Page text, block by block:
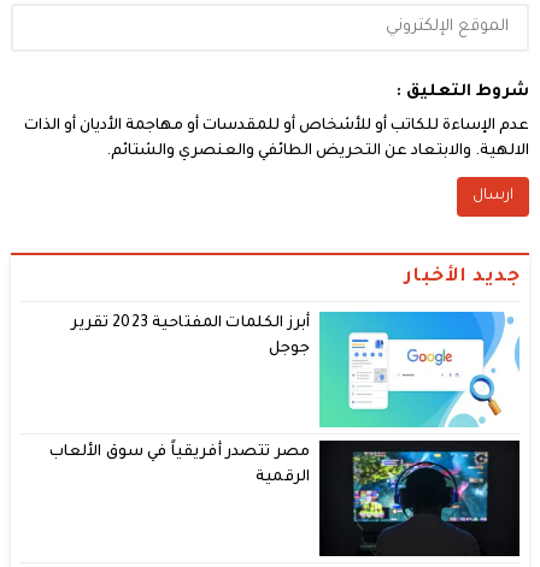
شروط التعليق :
عدم الإساءة للكاتب أو للأشخاص أو للمقدسات أو مهاجمة الأديان أو الذات
الالهية. والابتعاد عن التحريض الطائفي والعنصري والشتائم.
جديد الأخبار
أبرز الكلمات المفتاحية 2023 تقرير
جوجل
مصر تتصدر أفريقياً في سوق الألعاب
الرقمية